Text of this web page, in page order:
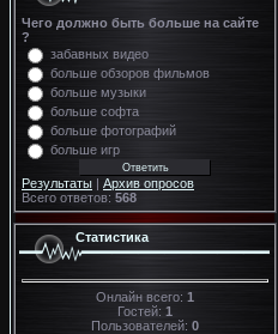
Чего должно быть больше на сайте
?
забавных видео
больше обзоров фильмов
больше музыки
больше софта
больше фотографий
больше игр
Результаты | Архив опросов
Всего ответов: 568
Статистика
Онлайн всего: 1
Гостей: 1
Пользователей: 0